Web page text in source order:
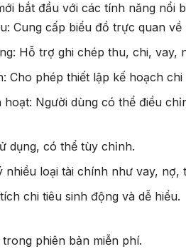
bắt đầu với các tính năng nổi
Cung cấp biểu đồ trực quan
Hỗ trợ ghi chép thu, chi, vay,
Cho phép thiết lập kế hoạch
hoạt: Người dùng có thể điều
dụng, có thể tùy chỉnh.
nhiều loại tài chính như vay, nợ,
chi tiêu sinh động và dễ hiểu.
phiên bản miễn phí.